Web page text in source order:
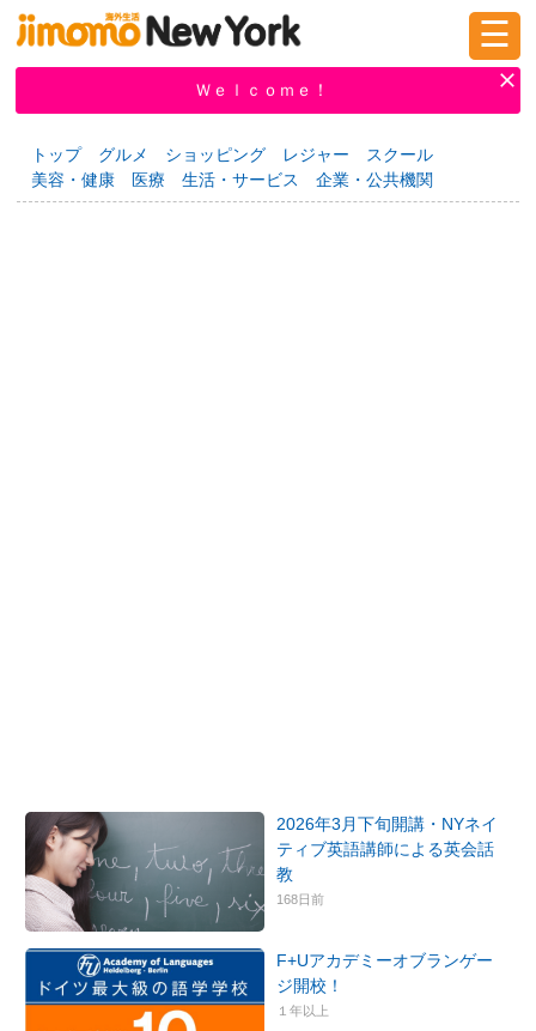
新規登録
掲示板 タウン情報 教えて！
☰
Ｗｅｌｃｏｍｅ！
トップ グルメ ショッピング レジャー
スクール
美容・健康
医療 生活・サービス 企業・公共機関
2026年3月下旬開講・NYネイ
ティブ英語講師による英会話
教
168日前
F+Uアカデミーオブランゲー
ジ開校！
１年以上